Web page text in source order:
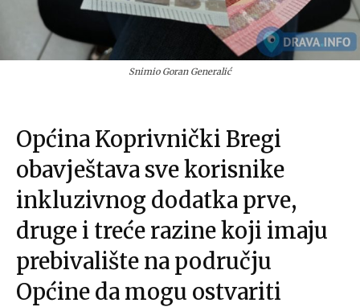
Snimio Goran Generalić
Općina Koprivnički Bregi
obavještava sve korisnike
inkluzivnog dodatka prve,
druge i treće razine koji imaju
prebivalište na području
Općine da mogu ostvariti